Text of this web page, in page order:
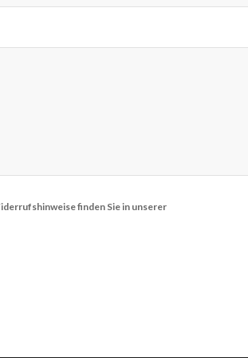
finden Sie in unserer